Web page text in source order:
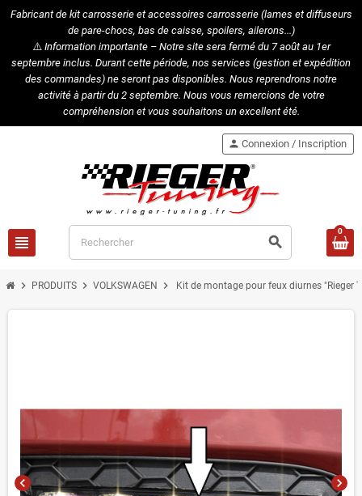
Fabricant de kit carrosserie et accessoires carrosserie (lames et diffuseurs
de pare-chocs, bas de caisse, spoilers, ailerons...)
⚠️Information importante – Notre site sera fermé du 7 août au 1er
septembre inclus. Durant cette période, nos services (gestion et expédition
des commandes) ne seront pas disponibles. Nous reprendrons notre
activité à partir du 2 septembre. Nous vous remercions de votre
compréhension et vous souhaitons un excellent été.
view_headline search
person Connexion / Inscription
0
chevron_right PRODUITS chevron_right VOLKSWAGEN chevron_right Kit de montage pour feux diurnes "Rieger
chevron_left chevron_right